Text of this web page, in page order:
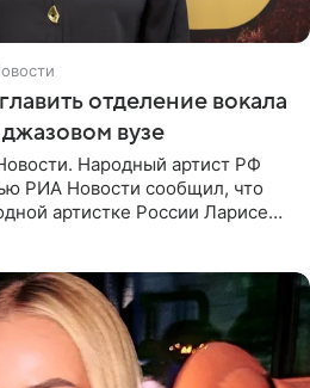
отделение вокала
вузе
Народный артист РФ
РИА Новости сообщил, что
артистке России Ларисе